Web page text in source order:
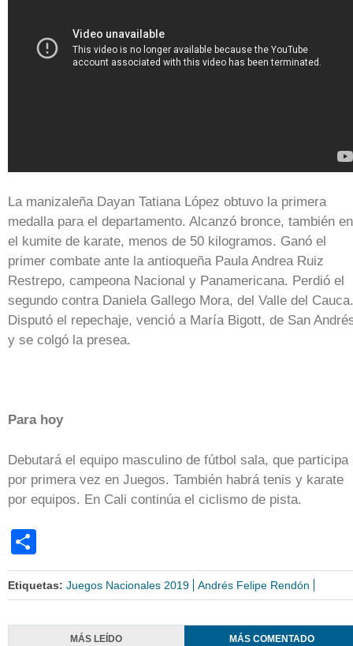
La manizaleña Dayan Tatiana López obtuvo la primera
medalla para el departamento. Alcanzó bronce, también en
el kumite de karate, menos de 50 kilogramos. Ganó el
primer combate ante la antioqueña Paula Andrea Ruiz
Restrepo, campeona Nacional y Panamericana. Perdió el
segundo contra Daniela Gallego Mora, del Valle del Cauca.
Disputó el repechaje, venció a María Bigott, de San
y se colgó la presea.
Para hoy
Debutará el equipo masculino de fútbol sala, que participa
por primera vez en Juegos. También habrá tenis y karate
por equipos. En Cali continúa el ciclismo de pista.
Etiquetas: Juegos Nacionales 2019 Andrés Felipe Rendón
MÁS LEÍDO MÁS COMENTADO